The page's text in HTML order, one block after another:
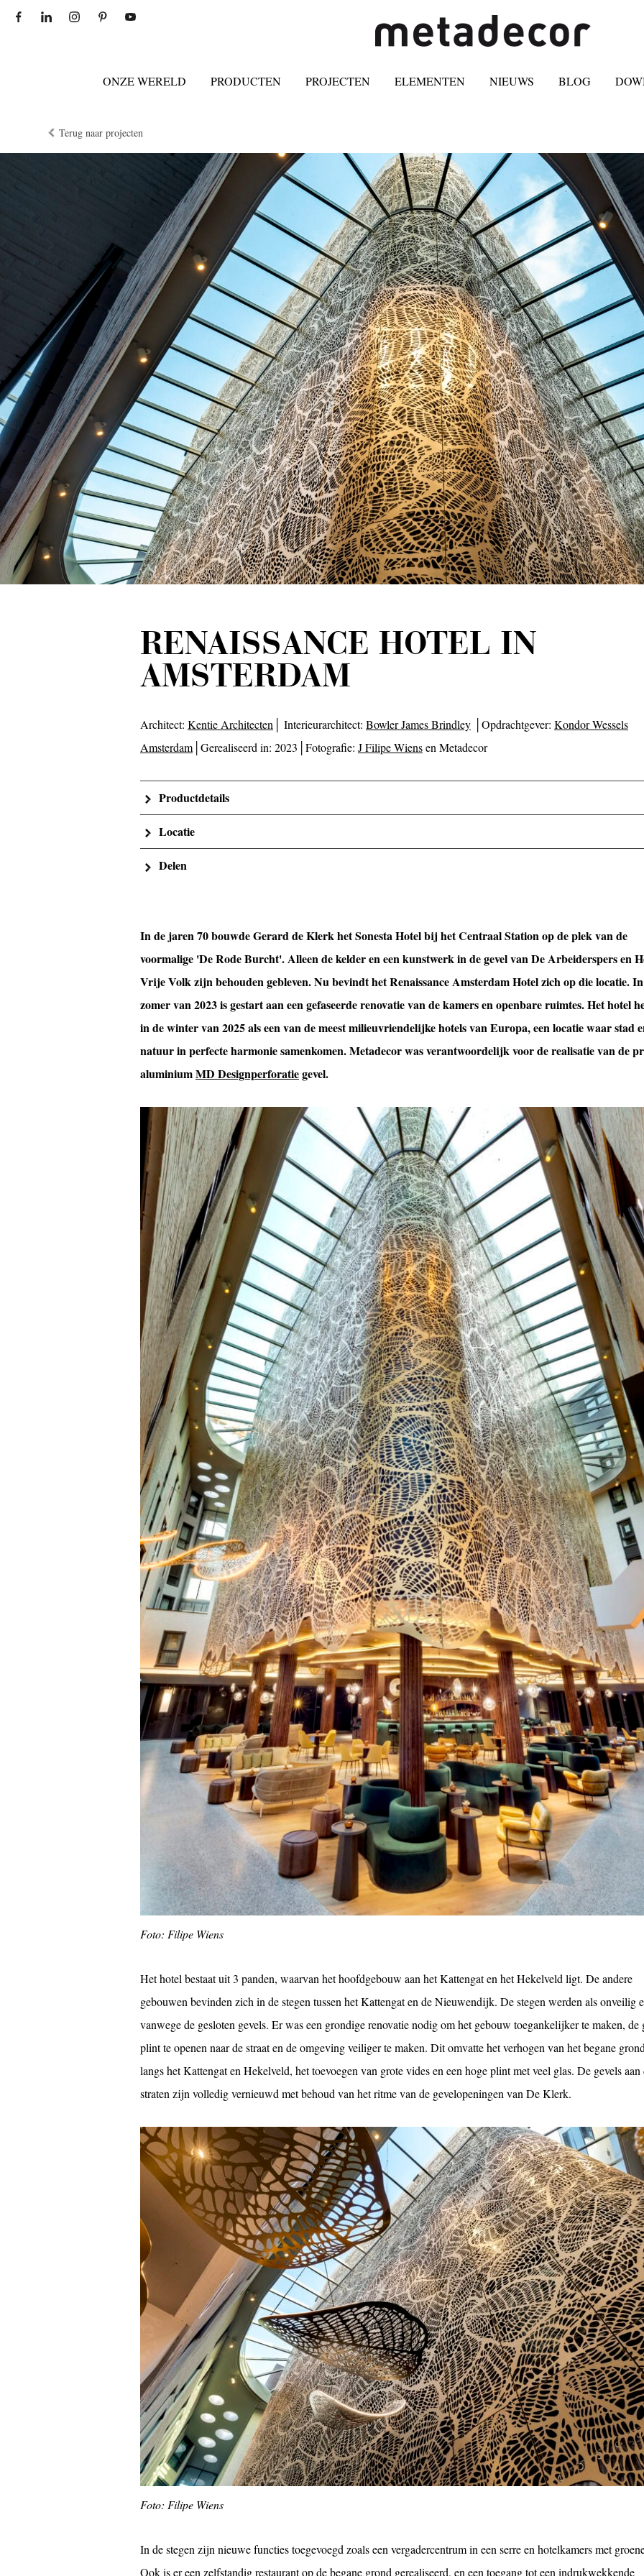
ONZE WERELD PRODUCTEN PROJECTEN ELEMENTEN NIEUWS BLOG
Terug naar projecten
RENAISSANCE HOTEL IN
AMSTERDAM
Architect: Kentie Architecten │ Interieurarchitect: Bowler James Brindley │Opdrachtgever: Kondor Wessels
Amsterdam │Gerealiseerd in: 2023│Fotografie: J Filipe Wiensen Metadecor
Productdetails
Locatie
Delen
In de jaren 70 bouwde Gerard de Klerk het Sonesta Hotel bij het Centraal Station op de plek van de
voormalige 'De Rode Burcht'. Alleen de kelder en een kunstwerk in de gevel van De Arbeiderspers en
Vrije Volk zijn behouden gebleven. Nu bevindt het Renaissance Amsterdam Hotel zich op die locatie.
zomer van 2023 is gestart aan een gefaseerde renovatie van de kamers en openbare ruimtes. Het hotel
in de winter van 2025 als een van de meest milieuvriendelijke hotels van Europa, een locatie waar stad
natuur in perfecte harmonie samenkomen.Metadecor was verantwoordelijk voor de realisatie van de
aluminiumMD Designperforatiegevel.
Foto: Filipe Wiens
Het hotel bestaat uit 3 panden, waarvan het hoofdgebouw aan het Kattengat en het Hekelveld ligt. De andere
gebouwen bevinden zich in de stegen tussen het Kattengat en de Nieuwendijk. De stegen werden als onveilig
vanwege de gesloten gevels. Er was een grondige renovatie nodig om het gebouw toegankelijker te maken, de
plint te openen naar de straat en de omgeving veiliger te maken. Dit omvatte het verhogen van het begane
langs het Kattengat en Hekelveld, het toevoegen van grote vides en een hoge plint met veel glas. De gevels aan
straten zijn volledig vernieuwd met behoud van het ritme van de gevelopeningen van De Klerk.
Foto: Filipe Wiens
In de stegen zijn nieuwe functies toegevoegd zoals een vergadercentrum in een serre en hotelkamers met
Ook is er een zelfstandig restaurant op de begane grond gerealiseerd, en een toegang tot een indrukwekkende